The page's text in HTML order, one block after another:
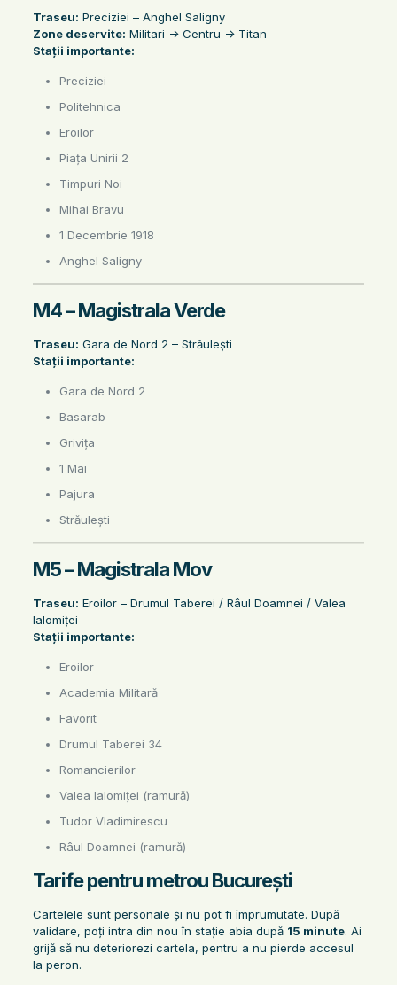
Traseu: Preciziei – Anghel Saligny
Zone deservite: Militari -> Centru -> Titan
Stații importante:
Preciziei
Politehnica
Eroilor
Piața Unirii 2
Timpuri Noi
Mihai Bravu
1 Decembrie 1918
Anghel Saligny
M4 – Magistrala Verde
Traseu: Gara de Nord 2 – Străulești
Stații importante:
Gara de Nord 2
Basarab
Grivița
1 Mai
Pajura
Străulești
M5 – Magistrala Mov
Traseu: Eroilor – Drumul Taberei / Râul Doamnei / Valea
Ialomiței
Stații importante:
Eroilor
Academia Militară
Favorit
Drumul Taberei 34
Romancierilor
Valea Ialomiței (ramură)
Tudor Vladimirescu
Râul Doamnei (ramură)
Tarife pentru metrou București
Cartelele sunt personale și nu pot fi împrumutate. După
validare, poți intra din nou în stație abia după 15 minute. Ai
grijă să nu deteriorezi cartela, pentru a nu pierde accesul
la peron.